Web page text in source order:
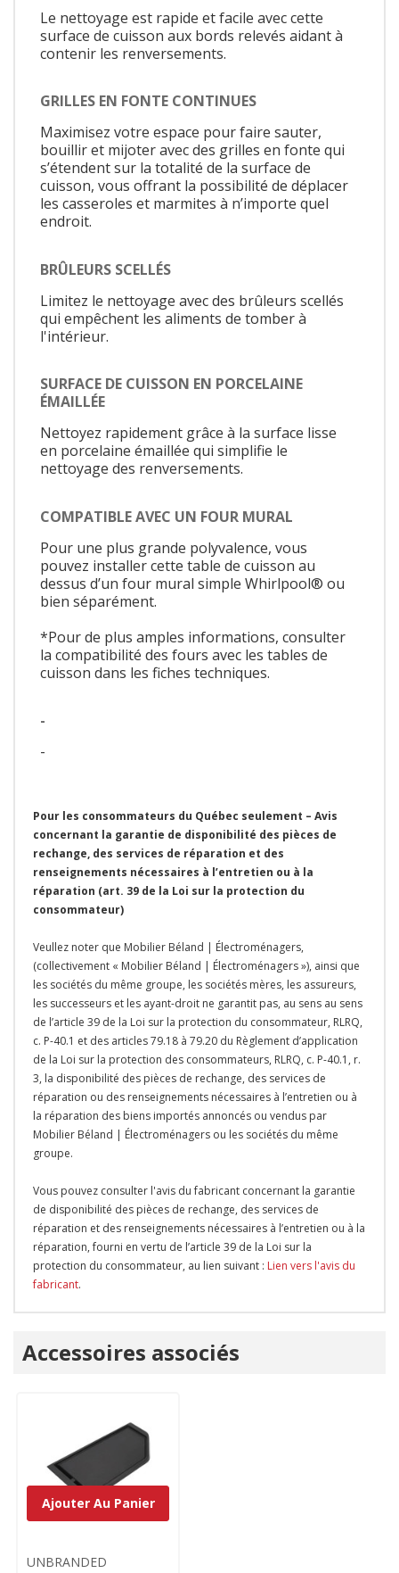
Le nettoyage est rapide et facile avec cette
surface de cuisson aux bords relevés aidant à
contenir les renversements.
GRILLES EN FONTE CONTINUES
Maximisez votre espace pour faire sauter,
bouillir et mijoter avec des grilles en fonte qui
s’étendent sur la totalité de la surface de
cuisson, vous offrant la possibilité de déplacer
les casseroles et marmites à n’importe quel
endroit.
BRÛLEURS SCELLÉS
Limitez le nettoyage avec des brûleurs scellés
qui empêchent les aliments de tomber à
l'intérieur.
SURFACE DE CUISSON EN PORCELAINE
ÉMAILLÉE
Nettoyez rapidement grâce à la surface lisse
en porcelaine émaillée qui simplifie le
nettoyage des renversements.
COMPATIBLE AVEC UN FOUR MURAL
Pour une plus grande polyvalence, vous
pouvez installer cette table de cuisson au
dessus d’un four mural simple Whirlpool® ou
bien séparément.
*Pour de plus amples informations, consulter
la compatibilité des fours avec les tables de
cuisson dans les fiches techniques.
-
-
Pour les consommateurs du Québec seulement – Avis
concernant la garantie de disponibilité des pièces de
rechange, des services de réparation et des
renseignements nécessaires à l’entretien ou à la
réparation (art. 39 de la Loi sur la protection du
consommateur)
Veullez noter que Mobilier Béland | Électroménagers,
(collectivement « Mobilier Béland | Électroménagers »), ainsi que
les sociétés du même groupe, les sociétés mères, les assureurs,
les successeurs et les ayant-droit ne garantit pas, au sens au sens
de l’article 39 de la Loi sur la protection du consommateur, RLRQ,
c. P-40.1 et des articles 79.18 à 79.20 du Règlement d’application
de la Loi sur la protection des consommateurs, RLRQ, c. P-40.1, r.
3, la disponibilité des pièces de rechange, des services de
réparation ou des renseignements nécessaires à l’entretien ou à
la réparation des biens importés annoncés ou vendus par
Mobilier Béland | Électroménagers ou les sociétés du même
groupe.
Vous pouvez consulter l'avis du fabricant concernant la garantie
de disponibilité des pièces de rechange, des services de
réparation et des renseignements nécessaires à l’entretien ou à la
réparation, fourni en vertu de l’article 39 de la Loi sur la
protection du consommateur, au lien suivant : Lien vers l'avis du
fabricant.
personnalisé
Accessoires associés
UNBRANDED
Ajouter Au Panier